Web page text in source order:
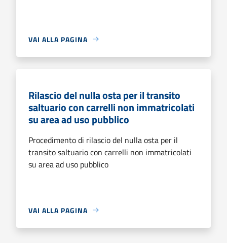
VAI ALLA PAGINA
Rilascio del nulla osta per il transito
saltuario con carrelli non immatricolati
su area ad uso pubblico
Procedimento di rilascio del nulla osta per il
transito saltuario con carrelli non immatricolati
su area ad uso pubblico
VAI ALLA PAGINA